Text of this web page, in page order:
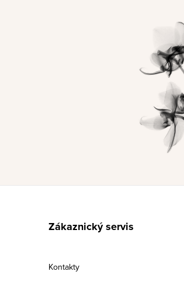
Zákaznický servis
Kontakty